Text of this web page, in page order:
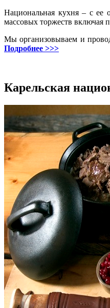
Национальная кухня – с ее
массовых торжеств включая
Мы организовываем и
Подробнее >>>
Карельская